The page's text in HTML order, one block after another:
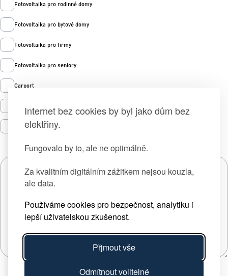
Internet bez cookies by byl jako dům bez
elektřiny.
Fungovalo by to, ale ne optimálně.
Za kvalitním digitálním zážitkem nejsou kouzla,
ale data.
Používáme cookies pro bezpečnost, analytiku i
lepší uživatelskou zkušenost.
Přjmout vše
Odmítnout volitelné
Fotovoltaika pro rodinné domy
Fotovoltaika pro bytové domy
Fotovoltaika pro firmy
Fotovoltaika pro seniory
Carport
Prodej zelené energie